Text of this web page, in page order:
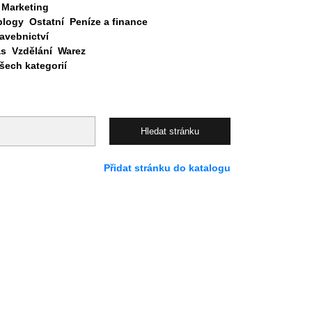
Marketing
Ostatní Peníze a finance
Vzdělání Warez
kategorií
Přidat stránku do katalogu